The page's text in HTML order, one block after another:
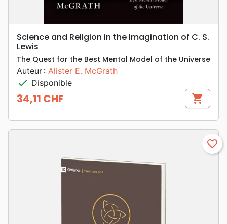
Science and Religion in the Imagination of C. S.
Lewis
The Quest for the Best Mental Model of the Universe
Auteur : Alister E. McGrath
check Disponible
Prix
34,11 CHF shopping_cart
favorite_border